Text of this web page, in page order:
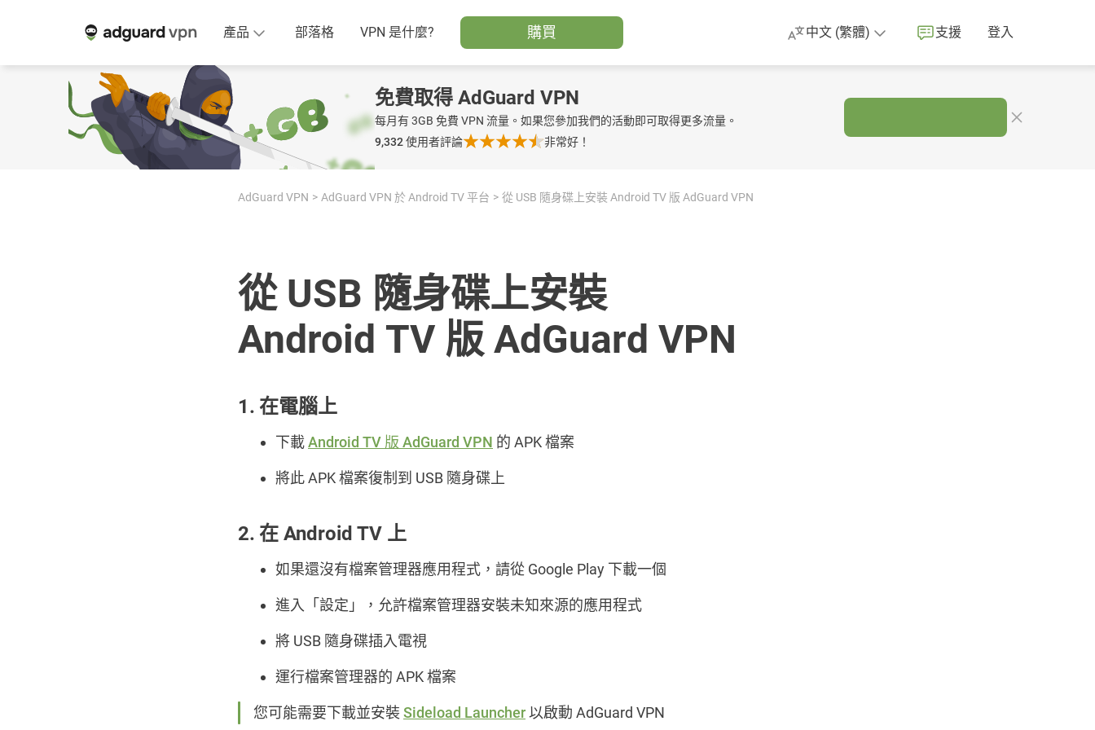
產品 部落格 VPN 是什麼? 購買 中文 (繁體) 支援 登入
免費取得 AdGuard VPN
每月有 3GB 免費 VPN 流量。如果您參加我們的活動即可取得更多流量。
9,332使用者評論 非常好！
AdGuard VPN AdGuard VPN 於 Android TV 平台 從 USB 隨身碟上安裝 Android TV 版 AdGuard VPN
從 USB 隨身碟上安裝
Android TV 版 AdGuard VPN
在電腦上
下載Android TV 版 AdGuard VPN 的 APK 檔案
將此 APK 檔案復制到 USB 隨身碟上
在 Android TV 上
如果還沒有檔案管理器應用程式，請從 Google Play 下載一個
進入「 設定 」，允許檔案管理器安裝未知來源的應用程式
將 USB 隨身碟插入電視
運行檔案管理器的 APK 檔案
您可能需要下載並安裝 Sideload Launcher以啟動 AdGuard VPN